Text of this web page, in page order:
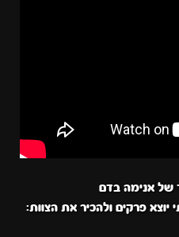
של אנימה בדם
פרקים ולהכיר את הצוות: